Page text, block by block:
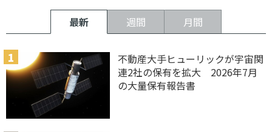
最新 週間 月間
不動産大手ヒューリックが宇宙関
連2社の保有を拡大 2026年7月
の大量保有報告書